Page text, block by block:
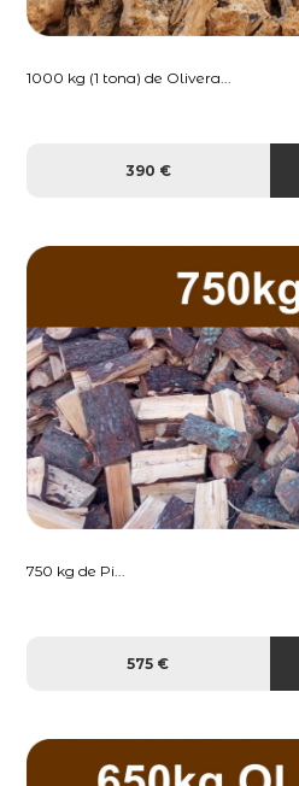
1000 kg (1 tona) de Olivera...
390 €
750 kg de Pi...
575 €